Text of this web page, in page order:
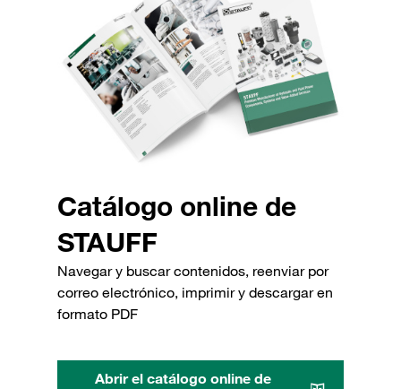
Catálogo online de
STAUFF
Navegar y buscar contenidos, reenviar por
correo electrónico, imprimir y descargar en
formato PDF
Abrir el catálogo online de